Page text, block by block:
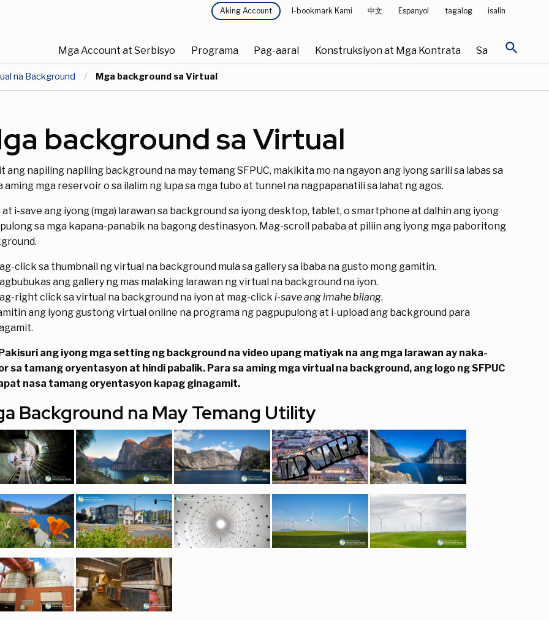
Menu
Aking Account I-bookmark Kami 中文 Espanyol tagalog isalin
nabigasyon
Mga Account at Serbisyo Programa Pag-aaral Konstruksiyon at Mga Kontrata Sa search
na Background Kasalukuyan:
Mga background sa Virtual
background sa Virtual
ang napiling napiling background na may temang SFPUC, makikita mo na ngayon ang iyong sarili sa labas sa
aming mga reservoir o sa ilalim ng lupa sa mga tubo at tunnel na nagpapanatili sa lahat ng agos.
at i-save ang iyong (mga) larawan sa background sa iyong desktop, tablet, o smartphone at dalhin ang iyong
sa mga kapana-panabik na bagong destinasyon. Mag-scroll pababa at piliin ang iyong mga paboritong
click sa thumbnail ng virtual na background mula sa gallery sa ibaba na gusto mong gamitin.
ang gallery ng mas malaking larawan ng virtual na background na iyon.
right click sa virtual na background na iyon at mag-click i-save ang imahe bilang.
ang iyong gustong virtual online na programa ng pagpupulong at i-upload ang background para
ang iyong mga setting ng background na video upang matiyak na ang mga larawan ay naka-
sa tamang oryentasyon at hindi pabalik. Para sa aming mga virtual na background, ang logo ng SFPUC
nasa tamang oryentasyon kapag ginagamit.
Background na May Temang Utility